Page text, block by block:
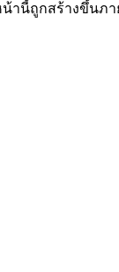
านี้ถูกสร้างขึ้นภา